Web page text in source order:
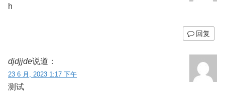
h
回复
djdjjde说道：
23 6 月, 2023 1:17 下午
测试